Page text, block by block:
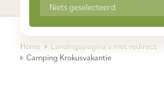
Niets geselecteerd
Home
Landingspagina's met redirect
Camping Krokusvakantie